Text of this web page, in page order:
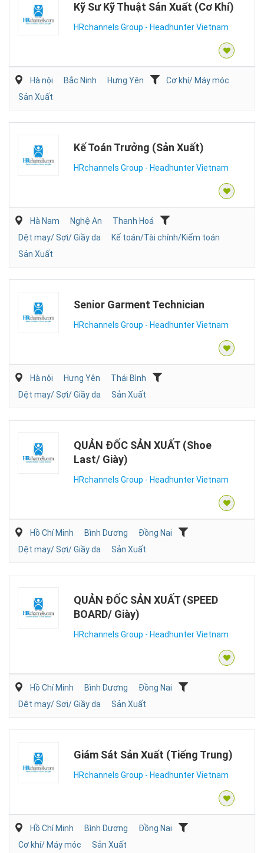
Kỹ Sư Kỹ Thuật Sản Xuất (Cơ Khí)
HRchannels Group - Headhunter Vietnam
Hà nội Bắc Ninh Hưng Yên
Cơ khí/ Máy móc
Sản Xuất
Kế Toán Trưởng (Sản Xuất)
HRchannels Group - Headhunter Vietnam
Hà Nam Nghệ An
Thanh Hoá
Dệt may/ Sợi/ Giầy da
Kế toán/Tài chính/Kiểm toán
Sản Xuất
Senior Garment Technician
HRchannels Group - Headhunter Vietnam
Hà nội Hưng Yên
Thái Bình
Dệt may/ Sợi/ Giầy da
Sản Xuất
QUẢN ĐỐC SẢN XUẤT (Shoe
Last/ Giày)
HRchannels Group - Headhunter Vietnam
Hồ Chí Minh Bình Dương
Đồng Nai
Dệt may/ Sợi/ Giầy da
Sản Xuất
QUẢN ĐỐC SẢN XUẤT (SPEED
BOARD/ Giày)
HRchannels Group - Headhunter Vietnam
Hồ Chí Minh Bình Dương
Đồng Nai
Dệt may/ Sợi/ Giầy da
Sản Xuất
Giám Sát Sản Xuất (Tiếng Trung)
HRchannels Group - Headhunter Vietnam
Hồ Chí Minh Bình Dương
Đồng Nai
Cơ khí/ Máy móc
Sản Xuất